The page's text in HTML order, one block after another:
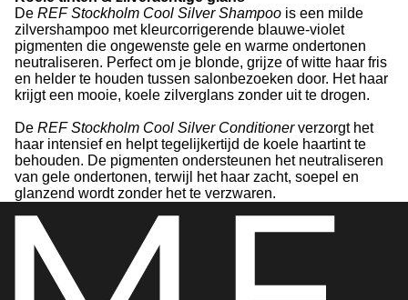
De REF Stockholm Cool Silver Shampoo is een milde
zilvershampoo met kleurcorrigerende blauwe-violet
pigmenten die ongewenste gele en warme ondertonen
neutraliseren. Perfect om je blonde, grijze of witte haar fris
en helder te houden tussen salonbezoeken door. Het haar
krijgt een mooie, koele zilverglans zonder uit te drogen.
De REF Stockholm Cool Silver Conditionerverzorgt het
haar intensief en helpt tegelijkertijd de koele haartint te
behouden. De pigmenten ondersteunen het neutraliseren
van gele ondertonen, terwijl het haar zacht, soepel en
glanzend wordt zonder het te verzwaren.